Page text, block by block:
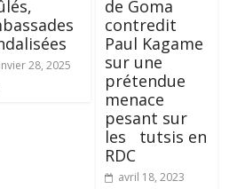
28, 2025
de Goma
contredit
Paul Kagame
sur une
prétendue
menace
pesant sur
les tutsis en
RDC
avril 18, 2023